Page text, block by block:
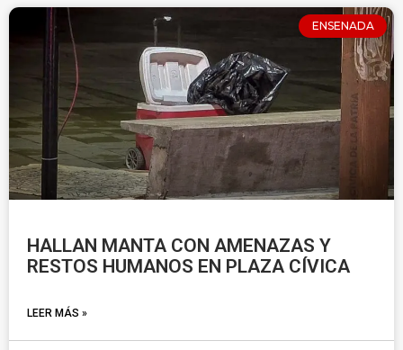
ENSENADA
HALLAN MANTA CON AMENAZAS Y
RESTOS HUMANOS EN PLAZA CÍVICA
LEER MÁS »